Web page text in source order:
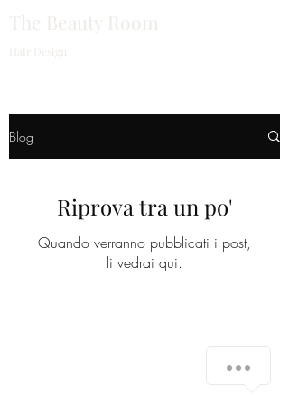
The Beauty Room
Hair Design
Blog
Riprova tra un po'
Quando verranno pubblicati i post,
li vedrai qui.